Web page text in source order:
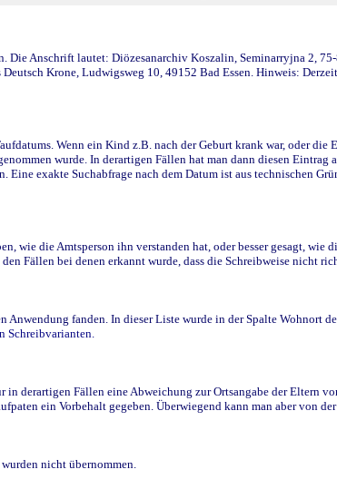
Anschrift lautet: Diözesanarchiv Koszalin, Seminarryjna 2,
Krone, Ludwigsweg 10, 49152 Bad Essen. Hinweis:
Wenn ein Kind z.B. nach der Geburt krank war, oder
wurde. In derartigen Fällen hat man dann diesen Eintrag
exakte Suchabfrage nach dem Datum ist aus technischen
die Amtsperson ihn verstanden hat, oder besser gesagt, wie
Fällen bei denen erkannt wurde, dass die Schreibweise nicht
fanden. In dieser Liste wurde in der Spalte Wohnort
Schreibvarianten.
derartigen Fällen eine Abweichung zur Ortsangabe der Eltern
ein Vorbehalt gegeben. Überwiegend kann man aber von
nicht übernommen.